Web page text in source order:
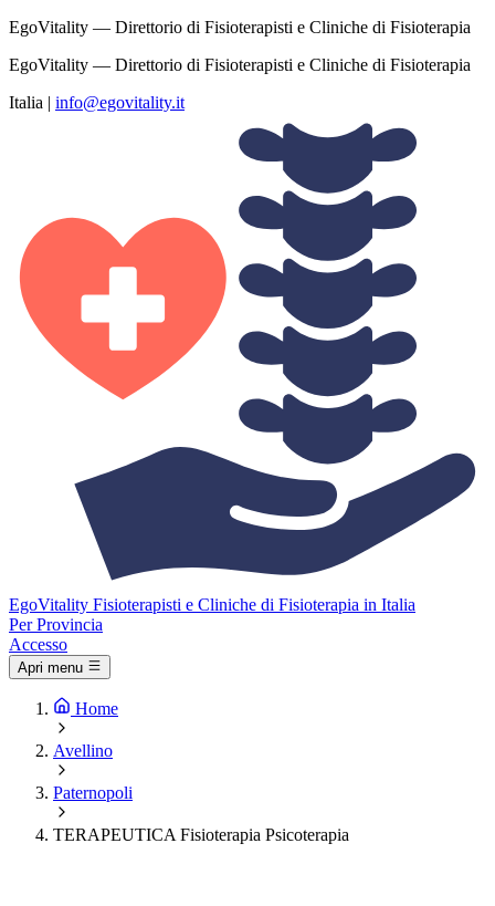
EgoVitality — Direttorio di Fisioterapisti e Cliniche di Fisioterapia
EgoVitality — Direttorio di Fisioterapisti e Cliniche di Fisioterapia
Italia | info@egovitality.it
EgoVitality Fisioterapisti e Cliniche di Fisioterapia in Italia
Per Provincia
Accesso
Apri menu
Home
Avellino
Paternopoli
TERAPEUTICA Fisioterapia Psicoterapia